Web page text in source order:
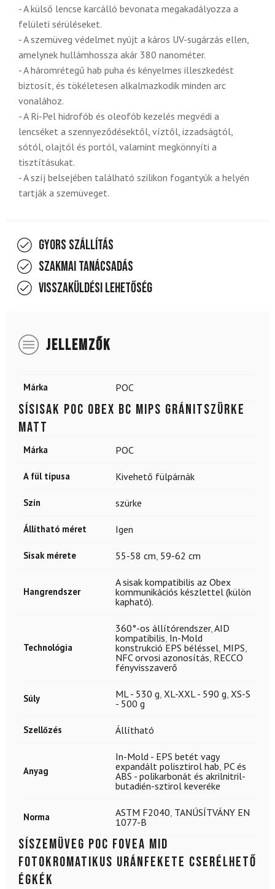
- A külső lencse karcálló bevonata megakadályozza a
felületi sérüléseket.
- A szemüveg védelmet nyújt a káros UV-sugárzás ellen,
amelynek hullámhossza akár 380 nanométer.
- A háromrétegű hab puha és kényelmes illeszkedést
biztosít, és tökéletesen alkalmazkodik minden arc
vonalához.
- A Ri-Pel hidrofób és oleofób kezelés megvédi a
lencséket a szennyeződésektől, víztől, izzadságtól,
sótól, olajtól és portól, valamint megkönnyíti a
tisztításukat.
- A szíj belsejében található szilikon fogantyúk a helyén
tartják a szemüveget.
Gyors szállítás
Szakmai tanácsadás
Visszaküldési lehetőség
JELLEMZŐK
Márka POC
Sísisak POC Obex Bc Mips gránitszürke
matt
Márka POC
A fül típusa Kivehető fülpárnák
Szín szürke
Állítható méret Igen
Sisak mérete 55-58 cm 59-62 cm
Hangrendszer
A sisak kompatibilis az Obex
kommunikációs készlettel (külön
kapható).
Technológia
360°-os állítórendszer, AID
kompatibilis In-Mold
konstrukció EPS béléssel MIPS
NFC orvosi azonosítás RECCO
fényvisszaverő
Súly ML - 530 g XL-XXL - 590 g XS-S
- 500 g
Szellőzés Állítható
Anyag
In-Mold - EPS betét vagy
expandált polisztirol hab PC és
ABS - polikarbonát és akrilnitril-
butadién-sztirol keveréke
Norma ASTM F2040 TANÚSÍTVÁNY EN
1077-B
Síszemüveg POC Fovea Mid
fotokromatikus uránfekete cserélhető
égkék